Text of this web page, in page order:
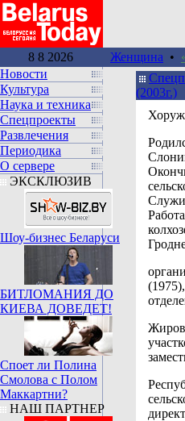
8 8 2026 Женщина •
Новости
Культура
Наука и техника
Спецпроекты
Развлечения
Периодика
О сервере
ЭКСКЛЮЗИВ
Шоу-бизнес Беларуси
БИТЛОМАНИЯ ДО
КИЕВА ДОВЕДЕТ!
Споет ли Полина
Смолова с Полом
Маккартни?
НАШ ПАРТНЕР
(2003г.)